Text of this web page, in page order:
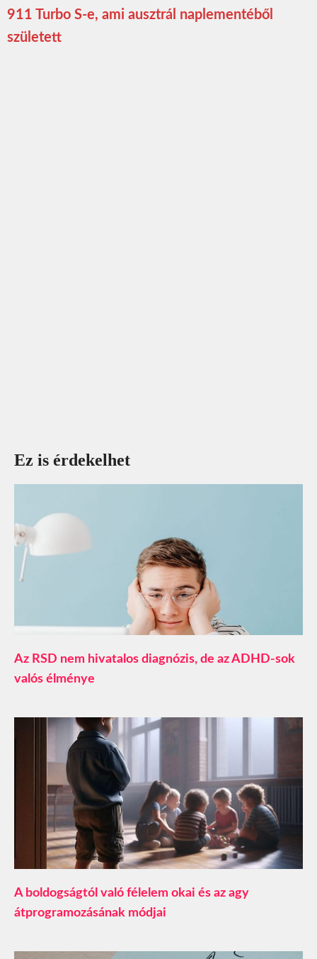
911 Turbo S-e, ami ausztrál naplementéből
született
Ez is érdekelhet
Az RSD nem hivatalos diagnózis, de az ADHD-sok
valós élménye
A boldogságtól való félelem okai és az agy
átprogramozásának módjai